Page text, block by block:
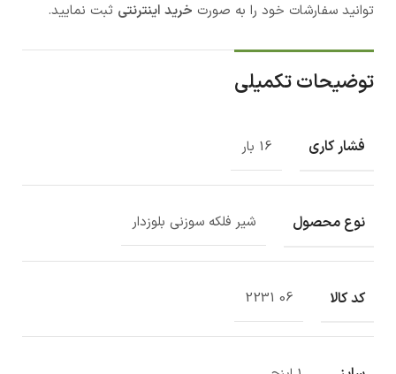
توانید سفارشات خود را به صورت خرید اینترنتی ثبت نمایید.
توضیحات تکمیلی
فشار کاری 16 بار
نوع محصول شیر فلکه سوزنی بلوزدار
کد کالا 06 2231